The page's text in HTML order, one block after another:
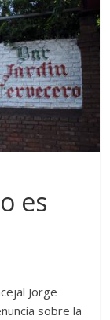
es
Jorge
sobre la